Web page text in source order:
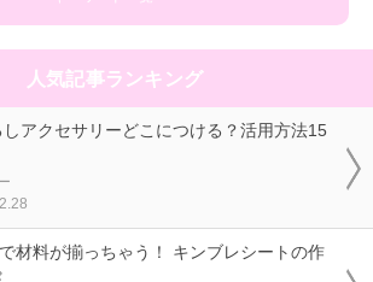
人気記事ランキング
アクセサリーどこにつける？活用方法15
材料が揃っちゃう！ キンブレシートの作